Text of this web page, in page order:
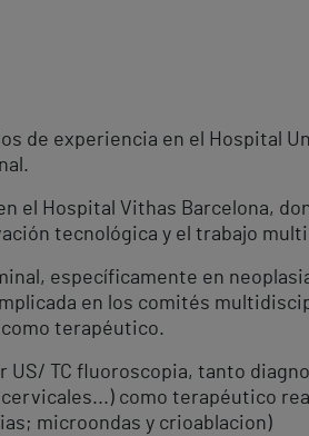
de experiencia en el Hospital
el Hospital Vithas Barcelona,
tecnológica y el trabajo
específicamente en
en los comités
terapéutico.
US/ TC fluoroscopia, tanto
como terapéutico
microondas y crioablacion)